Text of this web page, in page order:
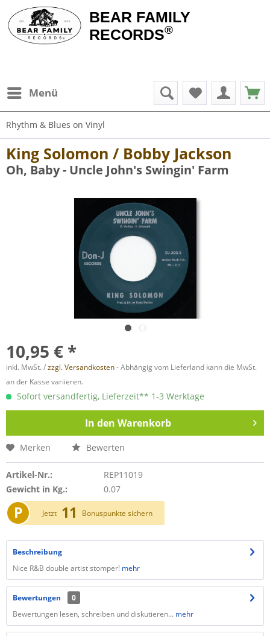
BEAR FAMILY
RECORDS®
Menü
Rhythm & Blues on Vinyl
King Solomon / Bobby Jackson
Oh, Baby - Uncle John's Swingin' Farm
10,95 € *
inkl. MwSt. /zzgl. Versandkosten- Abhängig vom Lieferland kann die MwSt.
an der Kasse variieren.
Sofort versandfertig, Lieferzeit** 1-3 Werktage
In den Warenkorb
Merken Bewerten
Artikel-Nr.:
REP11019
Gewicht in Kg.:
0.07
P Jetzt 11 Bonuspunkte sichern
Beschreibung
Nice R&B double artist stomper! mehr
Bewertungen
0
Bewertungen lesen, schreiben und diskutieren... mehr